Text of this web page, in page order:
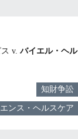
v. バイエル・ヘル
知財争訟
ンス・ヘルスケア